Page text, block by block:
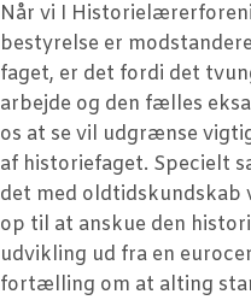
Når vi I
besty­rel­se er
faget, er det for­di det
ar­bej­de og den fæl­les
os at se vil udgræn­se
af histo­ri­e­fa­get. Spe­ci­elt
det med old­tids­kund­skab
op til at anskue den
udvik­ling ud fra en
for­tæl­ling om at alting